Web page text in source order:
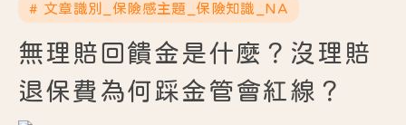
# 文章識別_保險感主題_保險知識_NA
無理賠回饋金是什麼？沒理賠
退保費為何踩金管會紅線？